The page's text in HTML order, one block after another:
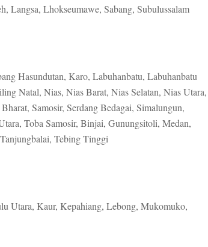
Langsa, Lhokseumawe, Sabang, Subulussalam
Hasundutan, Karo, Labuhanbatu, Labuhanbatu
Natal, Nias, Nias Barat, Nias Selatan, Nias Utara,
Samosir, Serdang Bedagai, Simalungun,
Toba Samosir, Binjai, Gunungsitoli, Medan,
Tebing Tinggi
Utara, Kaur, Kepahiang, Lebong, Mukomuko,